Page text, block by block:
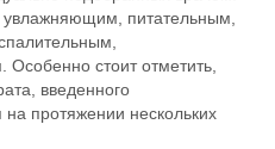
увлажняющим, питательным,
стоит отметить,
введенного
на протяжении нескольких